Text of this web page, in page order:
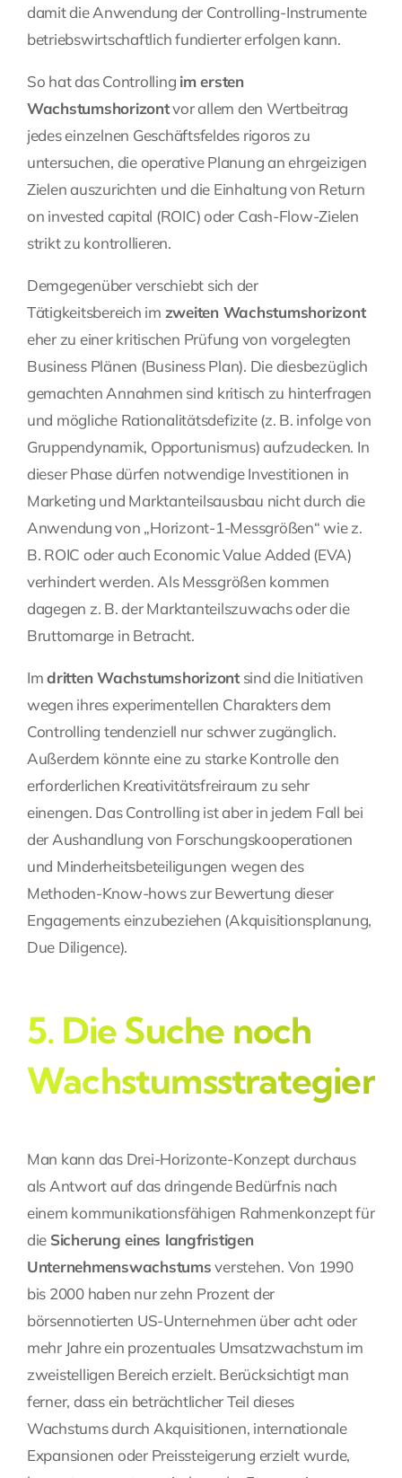
damit die Anwendung der Controlling-Instrumente
betriebswirtschaftlich fundierter erfolgen kann.
So hat das Controlling im ersten
Wachstumshorizontvor allem den Wertbeitrag
jedes einzelnen Geschäftsfeldes rigoros zu
untersuchen, die operative Planung an ehrgeizigen
Zielen auszurichten und die Einhaltung von Return
on invested capital (ROIC) oder Cash-Flow-Zielen
strikt zu kontrollieren.
Demgegenüber verschiebt sich der
Tätigkeitsbereich im zweiten Wachstumshorizont
eher zu einer kritischen Prüfung von vorgelegten
Business Plänen (Business Plan). Die diesbezüglich
gemachten Annahmen sind kritisch zu hinterfragen
und mögliche Rationalitätsdefizite (z. B. infolge von
Gruppendynamik, Opportunismus) aufzudecken. In
dieser Phase dürfen notwendige Investitionen in
Marketing und Marktanteilsausbau nicht durch die
Anwendung von „Horizont-1-Messgrößen“ wie z.
B. ROIC oder auch Economic Value Added (EVA)
verhindert werden. Als Messgrößen kommen
dagegen z. B. der Marktanteilszuwachs oder die
Bruttomarge in Betracht.
Imdritten Wachstumshorizontsind die Initiativen
wegen ihres experimentellen Charakters dem
Controlling tendenziell nur schwer zugänglich.
Außerdem könnte eine zu starke Kontrolle den
erforderlichen Kreativitätsfreiraum zu sehr
einengen. Das Controlling ist aber in jedem Fall bei
der Aushandlung von Forschungskooperationen
und Minderheitsbeteiligungen wegen des
Methoden-Know-hows zur Bewertung dieser
Engagements einzubeziehen (Akquisitionsplanung,
Due Diligence).
5. Die Suche noch
Wachstumsstrategien
Man kann das Drei-Horizonte-Konzept durchaus
als Antwort auf das dringende Bedürfnis nach
einem kommunikationsfähigen Rahmenkonzept für
die Sicherung eines langfristigen
Unternehmenswachstumsverstehen. Von 1990
bis 2000 haben nur zehn Prozent der
börsennotierten US-Unternehmen über acht oder
mehr Jahre ein prozentuales Umsatzwachstum im
zweistelligen Bereich erzielt. Berücksichtigt man
ferner, dass ein beträchtlicher Teil dieses
Wachstums durch Akquisitionen, internationale
Expansionen oder Preissteigerung erzielt wurde,